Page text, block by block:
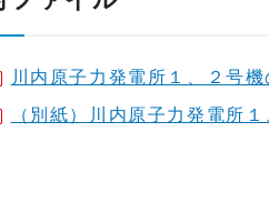
川内原子力発電所１、２号
（別紙）川内原子力発電所